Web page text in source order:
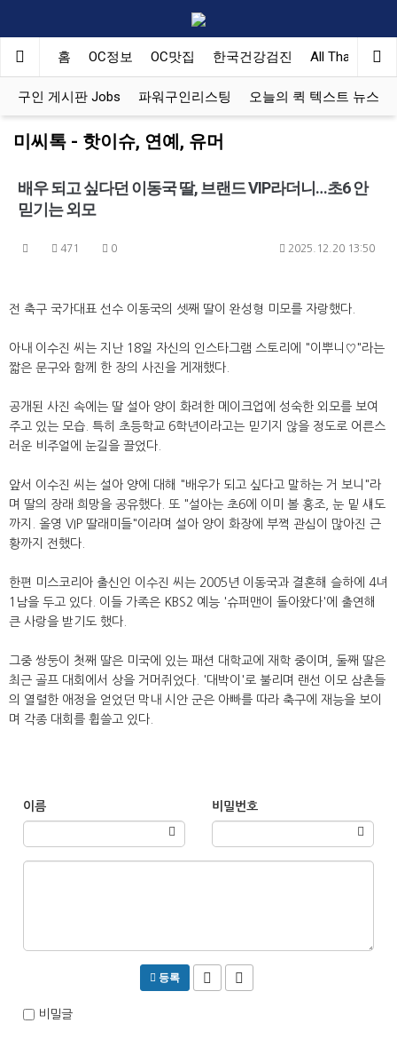
홈 OC정보 OC맛집 한국건강검진 All That Korea
구인 게시판 Jobs 파워구인리스팅 오늘의 퀵 텍스트 뉴스
미씨톡 - 핫이슈, 연예, 유머
배우 되고 싶다던 이동국 딸, 브랜드 VIP라더니…초6 안
믿기는 외모
471 0 2025.12.20 13:50
전 축구 국가대표 선수 이동국의 셋째 딸이 완성형 미모를 자랑했다.
아내 이수진 씨는 지난 18일 자신의 인스타그램 스토리에 "이뿌니♡"라는
짧은 문구와 함께 한 장의 사진을 게재했다.
공개된 사진 속에는 딸 설아 양이 화려한 메이크업에 성숙한 외모를 보여
주고 있는 모습. 특히 초등학교 6학년이라고는 믿기지 않을 정도로 어른스
러운 비주얼에 눈길을 끌었다.
앞서 이수진 씨는 설아 양에 대해 "배우가 되고 싶다고 말하는 거 보니"라
며 딸의 장래 희망을 공유했다. 또 "설아는 초6에 이미 볼 홍조, 눈 밑 섀도
까지. 올영 VIP 딸래미들"이라며 설아 양이 화장에 부쩍 관심이 많아진 근
황까지 전했다.
한편 미스코리아 출신인 이수진 씨는 2005년 이동국과 결혼해 슬하에 4녀
1남을 두고 있다. 이들 가족은 KBS2 예능 '슈퍼맨이 돌아왔다'에 출연해
큰 사랑을 받기도 했다.
그중 쌍둥이 첫째 딸은 미국에 있는 패션 대학교에 재학 중이며, 둘째 딸은
최근 골프 대회에서 상을 거머쥐었다. '대박이'로 불리며 랜선 이모 삼촌들
의 열렬한 애정을 얻었던 막내 시안 군은 아빠를 따라 축구에 재능을 보이
며 각종 대회를 휩쓸고 있다.
이름 비밀번호
등록
비밀글